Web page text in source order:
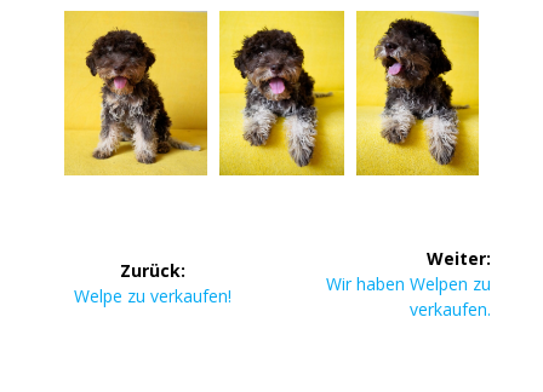
Zurück:
Welpe zu verkaufen!
Weiter:
Wir haben Welpen zu
verkaufen.